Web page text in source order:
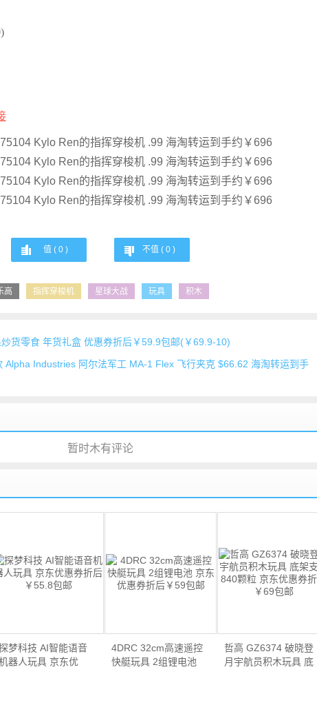
值 ( 0 ) 不值 ( 0 )
高 指挥穿梭机 星球大战 玩具 积木
货零食 年货礼盒 优惠券折后￥59.9包邮(￥69.9-10)
Alpha Industries 阿尔法军工 MA-1 Flex 飞行夹克 $66.62 海淘转运到手
暂时木有评论
梦科技 AI智能语音
器人玩具 京东优
4DRC 32cm高速遥控
快艇玩具 2组锂电池
哲高 GZ6374 破晓登
月宇航员积木玩具 底